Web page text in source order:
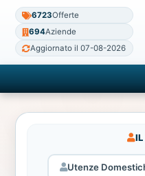
6723Offerte
694Aziende
Aggiornato il 07-08-2026
IL
Utenze